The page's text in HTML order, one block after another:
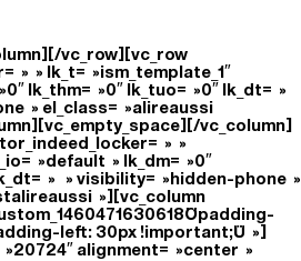
vc_row][vc_row
» » lk_t= »ism_template_1″
lk_thm= »0″ lk_tuo= »0″ lk_dt= »
» el_class= »alireaussi
vc_column]
» »
»default » lk_dm= »0″
» » visibility= »hidden-phone »
»][vc_column
left: 30px !important;} »]
alignment= »center »